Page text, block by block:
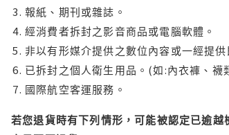
報紙、期刊或雜誌。
經消費者拆封之影音商品或電腦軟體。
非以有形媒介提供之數位內容或一經提
已拆封之個人衛生用品。(如:內衣褲、
國際航空客運服務。
若您退貨時有下列情形，可能被認定已逾